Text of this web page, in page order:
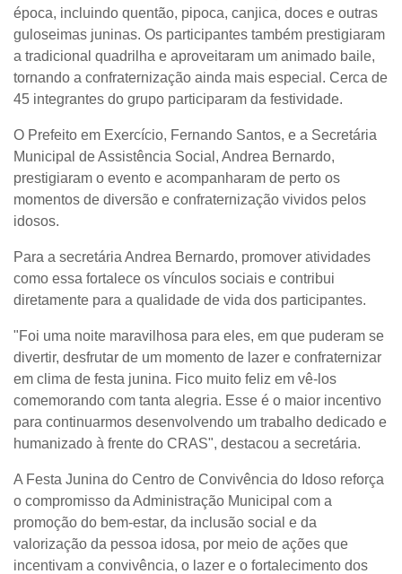
época, incluindo quentão, pipoca, canjica, doces e outras
guloseimas juninas. Os participantes também prestigiaram
a tradicional quadrilha e aproveitaram um animado baile,
tornando a confraternização ainda mais especial. Cerca de
45 integrantes do grupo participaram da festividade.
O Prefeito em Exercício, Fernando Santos, e a Secretária
Municipal de Assistência Social, Andrea Bernardo,
prestigiaram o evento e acompanharam de perto os
momentos de diversão e confraternização vividos pelos
idosos.
Para a secretária Andrea Bernardo, promover atividades
como essa fortalece os vínculos sociais e contribui
diretamente para a qualidade de vida dos participantes.
"Foi uma noite maravilhosa para eles, em que puderam se
divertir, desfrutar de um momento de lazer e confraternizar
em clima de festa junina. Fico muito feliz em vê-los
comemorando com tanta alegria. Esse é o maior incentivo
para continuarmos desenvolvendo um trabalho dedicado e
humanizado à frente do CRAS", destacou a secretária.
A Festa Junina do Centro de Convivência do Idoso reforça
o compromisso da Administração Municipal com a
promoção do bem-estar, da inclusão social e da
valorização da pessoa idosa, por meio de ações que
incentivam a convivência, o lazer e o fortalecimento dos